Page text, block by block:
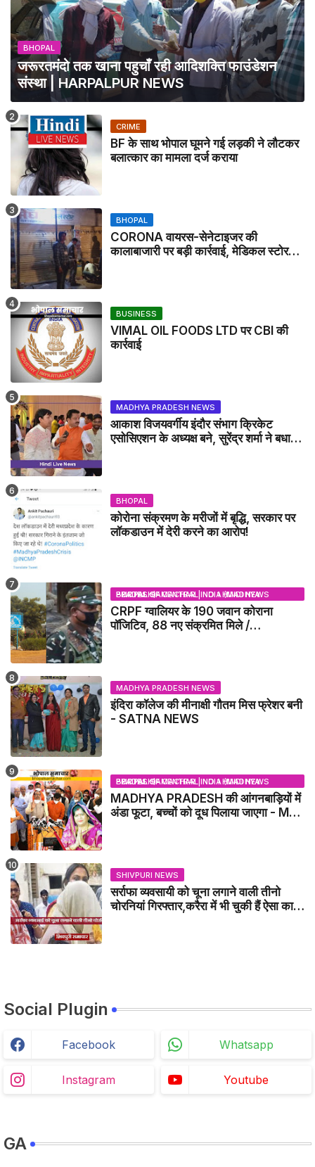
BHOPAL
जरूरतमंदो तक खाना पहुचाँ रही आदिशक्ति फाउंडेशन
संस्था | HARPALPUR NEWS
CRIME
BF के साथ भोपाल घूमने गई लड़की ने लौटकर
बलात्कार का मामला दर्ज कराया
BHOPAL
CORONA वायरस-सेनेटाइजर की
कालाबाजारी पर बड़ी कार्रवाई, मेडिकल स्टोर
BUSINESS
VIMAL OIL FOODS LTD पर CBI की
कार्रवाई
MADHYA PRADESH NEWS
आकाश विजयवर्गीय इंदौर संभाग क्रिकेट
एसोसिएशन के अध्यक्ष बने, सुरेंद्र शर्मा ने बधाई
BHOPAL
कोरोना संक्रमण के मरीजों में बृद्धि, सरकार पर
लॉकडाउन में देरी करने का आरोप!
BHOPAL SAMACHAR | NO 1 HINDI NEWS PORTAL OF CENTRAL INDIA (MADHYA PRADESH)
CRPF ग्वालियर के 190 जवान कोराना
पॉजिटिव, 88 नए संक्रमित मिले /
MADHYA PRADESH NEWS
इंदिरा कॉलेज की मीनाक्षी गौतम मिस फ्रेशर बनी
- SATNA NEWS
BHOPAL SAMACHAR | NO 1 HINDI NEWS PORTAL OF CENTRAL INDIA (MADHYA PRADESH)
MADHYA PRADESH की आंगनबाड़ियों में
अंडा फूटा, बच्चों को दूध पिलाया जाएगा - MP
SHIVPURI NEWS
सर्राफा व्यवसायी को चूना लगाने वाली तीनो
चोरनियां गिरफ्तार,करैरा में भी चुकी हैं ऐसा काण्ड
Social Plugin
Facebook Whatsapp
Instagram Youtube
GA